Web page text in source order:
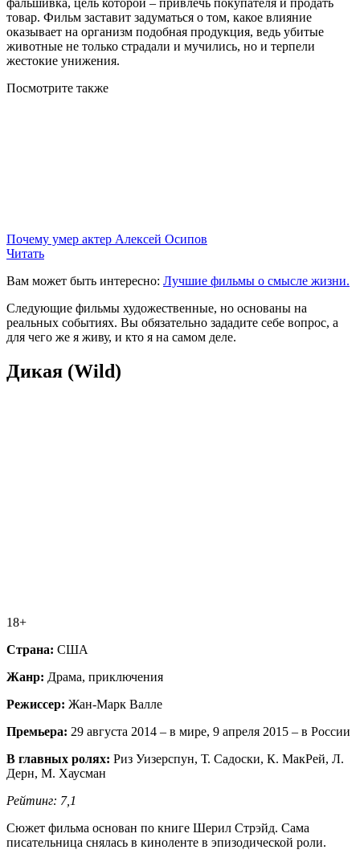
фальшивка, цель которой – привлечь покупателя и продать
товар. Фильм заставит задуматься о том, какое влияние
оказывает на организм подобная продукция, ведь убитые
животные не только страдали и мучились, но и терпели
жестокие унижения.
Посмотрите также
Почему умер актер Алексей Осипов
Читать
Вам может быть интересно: Лучшие фильмы о смысле жизни.
Следующие фильмы художественные, но основаны на
реальных событиях. Вы обязательно зададите себе вопрос, а
для чего же я живу, и кто я на самом деле.
Дикая (Wild)
18+
Страна: США
Жанр: Драма, приключения
Режиссер: Жан-Марк Валле
Премьера: 29 августа 2014 – в мире, 9 апреля 2015 – в России
В главных ролях: Риз Уизерспун, Т. Садоски, К. МакРей, Л.
Дерн, М. Хаусман
Рейтинг: 7,1
Сюжет фильма основан по книге Шерил Стрэйд. Сама
писательница снялась в киноленте в эпизодической роли.